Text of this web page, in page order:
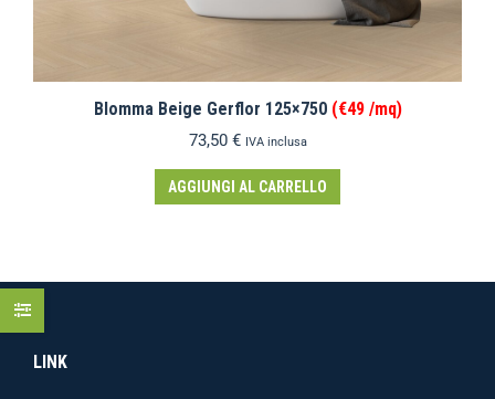
Blomma Beige Gerflor 125×750 (€49 /mq)
73,50 € IVA inclusa
AGGIUNGI AL CARRELLO
LINK